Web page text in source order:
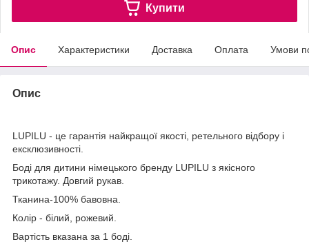
Купити
Опис Характеристики Доставка Оплата Умови
Опис
LUPILU - це гарантія найкращої якості, ретельного відбору і
ексклюзивності.
Боді для дитини німецького бренду LUPILU з якісного
трикотажу. Довгий рукав.
Тканина-100% бавовна.
Колір - білий, рожевий.
Вартість вказана за 1 боді.